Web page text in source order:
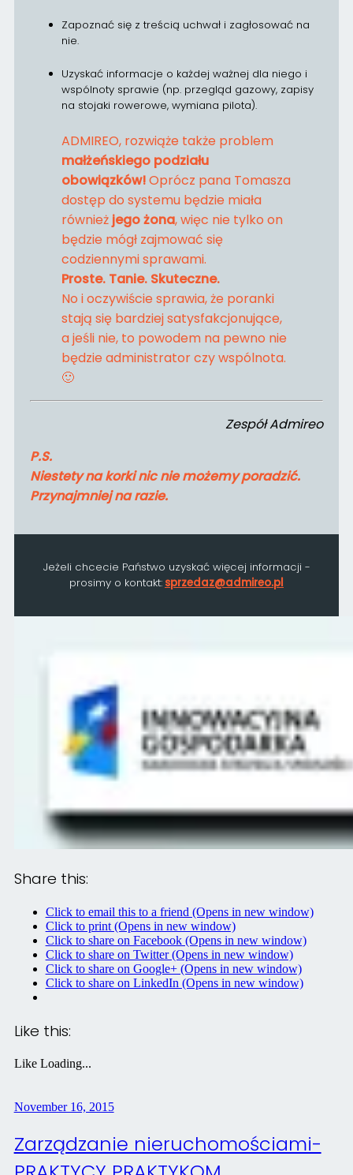
Zapoznać się z treścią uchwał i zagłosować na
nie.
Uzyskać informacje o każdej ważnej dla niego i
wspólnoty sprawie (np. przegląd gazowy, zapisy
na stojaki rowerowe, wymiana pilota).
ADMIREO, rozwiąże także problem
małżeńskiego podziału
obowiązków!Oprócz pana Tomasza
dostęp do systemu będzie miała
również jego żona, więc nie tylko on
będzie mógł zajmować się
codziennymi sprawami.
Proste. Tanie. Skuteczne.
No i oczywiście sprawia, że poranki
stają się bardziej satysfakcjonujące,
a jeśli nie, to powodem na pewno nie
będzie administrator czy wspólnota.
🙂
Zespół Admireo
P.S.
Niestety na korki nic nie możemy poradzić.
Przynajmniej na razie.
Jeżeli chcecie Państwo uzyskać więcej informacji -
prosimy o kontakt: sprzedaz@admireo.pl
Share this:
Click to email this to a friend (Opens in new window)
Click to print (Opens in new window)
Click to share on Facebook (Opens in new window)
Click to share on Twitter (Opens in new window)
Click to share on Google+ (Opens in new window)
Click to share on LinkedIn (Opens in new window)
Like this:
Like Loading...
November 16, 2015
Zarządzanie nieruchomościami-